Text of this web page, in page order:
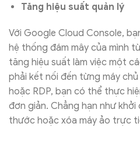
Tăng hiệu suất quản lý
Với Google Cloud Console,
hệ thống đám mây của mình
tăng hiệu suất làm việc một
phải kết nối đến từng máy
hoặc RDP, bạn có thể thực
đơn giản. Chẳng hạn như
thước hoặc xóa máy ảo trực